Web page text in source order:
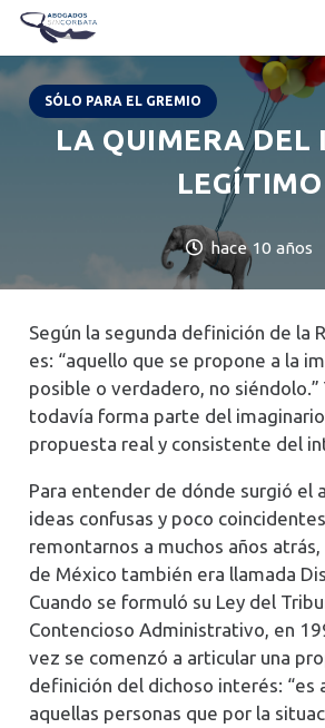
SÓLO PARA EL GREMIO
LA QUIMERA DEL
LEGÍTIMO
hace 10 años
Según la segunda definición de la
es: “aquello que se propone a la
posible o verdadero, no siéndolo.”
todavía forma parte del
propuesta real y consistente del
Para entender de dónde surgió el
ideas confusas y poco
remontarnos a muchos años atrás,
de México también era llamada
Cuando se formuló su Ley del
Contencioso Administrativo, en
vez se comenzó a articular una
definición del dichoso interés: “es
aquellas personas que por la